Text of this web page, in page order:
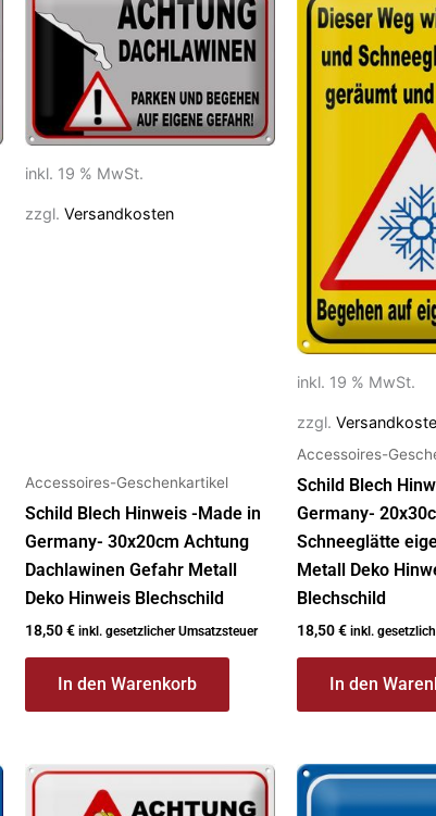
inkl. 19 % MwSt.
zzgl. Versandkosten
Accessoires-Geschenkartikel
Schild Blech Hinweis -Made in
Germany- 30x20cm Achtung
Dachlawinen Gefahr Metall
Deko Hinweis Blechschild
18,50€ inkl. gesetzlicher Umsatzsteuer
In den Warenkorb
inkl. 19 % MwSt.
zzgl.
Accessoires-
Schild Blech
Germany-
Schneeglätte
Metall Deko
Blechschild
18,50€ inkl.
In den